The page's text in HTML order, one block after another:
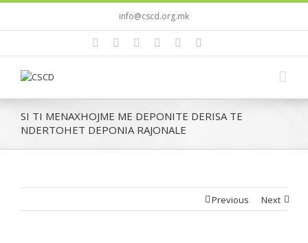
info@cscd.org.mk
SI TI MENAXHOJME ME DEPONITE DERISA TE
NDERTOHET DEPONIA RAJONALE
Previous Next